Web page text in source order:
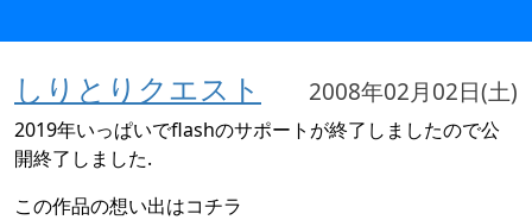
しりとりクエスト 2008年02月02日(土)
2019年いっぱいでflashのサポートが終了しましたので公
開終了しました.
この作品の想い出はコチラ